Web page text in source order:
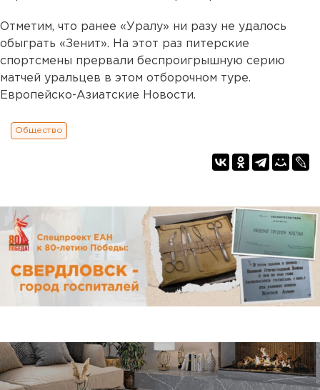
Отметим, что ранее «Уралу» ни разу не удалось
обыграть «Зенит». На этот раз питерские
спортсмены прервали беспроигрышную серию
матчей уральцев в этом отборочном туре.
Европейско-Азиатские Новости.
Общество